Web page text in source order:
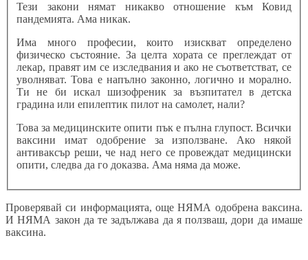
Тези закони нямат никакво отношение към Ковид
пандемията. Ама никак.
Има много професии, които изискват определено
физическо състояние. За целта хората се преглеждат от
лекар, правят им се изследвания и ако не съответстват, се
уволняват. Това е напълно законно, логично и морално.
Ти не би искал шизофреник за възпитател в детска
градина или епилептик пилот на самолет, нали?
Това за медицинските опити пък е пълна глупост. Всички
ваксини имат одобрение за използване. Ако някой
антиваксър реши, че над него се провеждат медицински
опити, следва да го доказва. Ама няма да може.
Проверявай си информацията, още НЯМА одобрена ваксина.
И НЯМА закон да те задължава да я ползваш, дори да имаше
ваксина.